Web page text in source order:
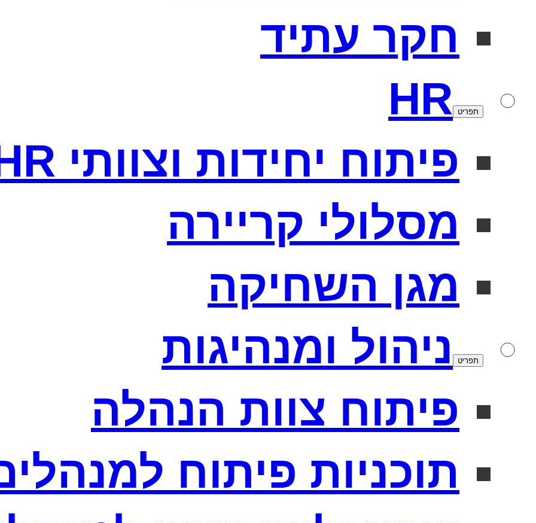
חקר עתיד
תפריט
HR
פיתוח יחידות וצוותי HR
מסלולי קריירה
מגן השחיקה
תפריט
ניהול ומנהיגות
פיתוח צוות הנהלה
תוכניות פיתוח